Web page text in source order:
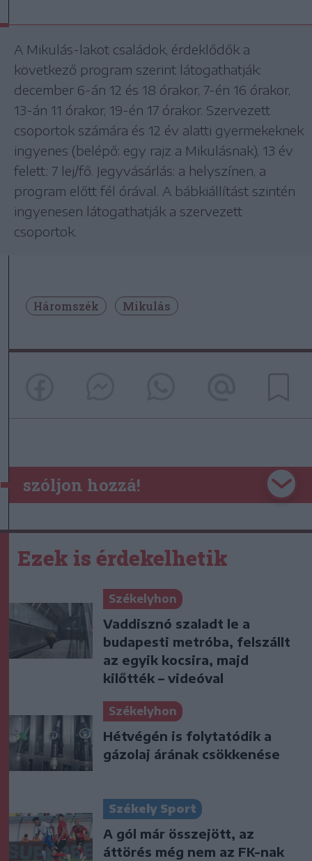
A Mikulás-lakot családok, érdeklődők a
következő program szerint látogathatják:
december 6-án 12 és 18 órakor, 7-én 16 órakor,
13-án 11 órakor, 19-én 17 órakor. Szervezett
csoportok számára és 12 év alatti gyermekeknek
ingyenes (belépő: egy rajz a Mikulásnak), 13 év
felett: 7 lej/fő. Jegyvásárlás: a helyszínen, a
program előtt fél órával. A bábkiállítást szintén
ingyenesen látogathatják a szervezett
csoportok.
Háromszék Mikulás
szóljon hozzá!
Ezek is érdekelhetik
Székelyhon
Vaddisznó szaladt le a
budapesti metróba, felszállt
az egyik kocsira, majd
kilőtték – videóval
Székelyhon
Hétvégén is folytatódik a
gázolaj árának csökkenése
Székely Sport
A gól már összejött, az
áttörés még nem az FK-nak